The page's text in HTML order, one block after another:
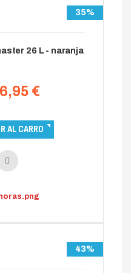
35%
26 L - naranja
€
43%